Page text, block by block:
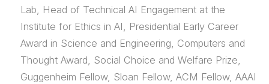
Lab, Head of Technical AI Engagement at the
Institute for Ethics in AI, Presidential Early Career
Award in Science and Engineering, Computers and
Thought Award, Social Choice and Welfare Prize,
Guggenheim Fellow, Sloan Fellow, ACM Fellow, AAAI